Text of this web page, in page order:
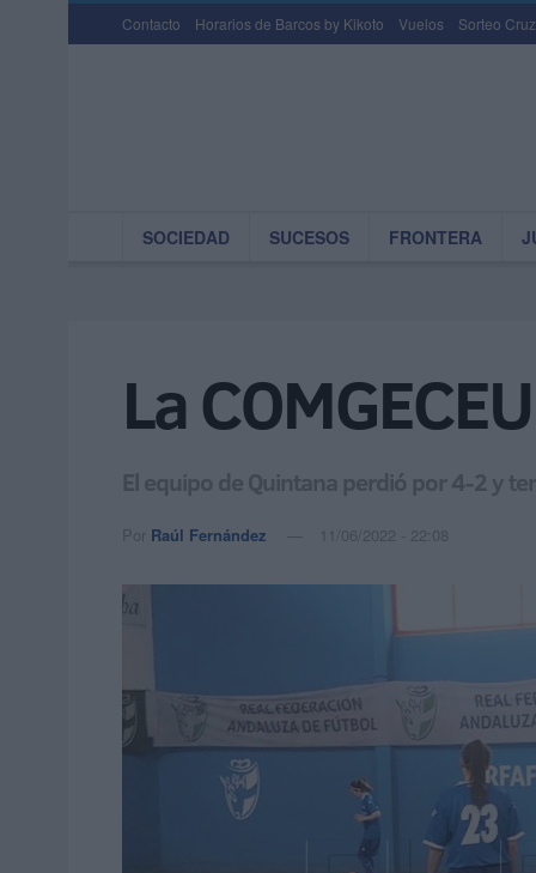
Contacto Horarios de Barcos by Kikoto Vuelos Sorteo
SOCIEDAD SUCESOS FRONTERA
La
El equipo de Quintana perdió por 4-2 y
Por Raúl Fernández 11/06/2022 - 22:08